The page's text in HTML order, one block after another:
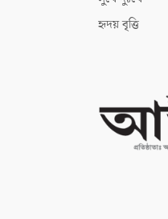
হৃদয় বৃত্তি